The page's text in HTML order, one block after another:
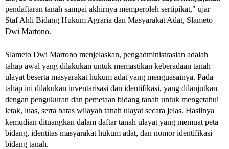
pendaftaran tanah sampai akhirnya memperoleh sertipikat," ujar
Staf Ahli Bidang Hukum Agraria dan Masyarakat Adat, Slameto
Dwi Martono.
Slameto Dwi Martono menjelaskan, pengadministrasian adalah
tahap awal yang dilakukan untuk memastikan keberadaan tanah
ulayat beserta masyarakat hukum adat yang menguasainya. Pada
tahap ini dilakukan inventarisasi dan identifikasi, yang dilanjutkan
dengan pengukuran dan pemetaan bidang tanah untuk mengetahui
letak, luas, serta batas wilayah tanah ulayat secara jelas. Hasilnya
kemudian dituangkan dalam daftar tanah ulayat yang memuat peta
bidang, identitas masyarakat hukum adat, dan nomor identifikasi
bidang tanah.